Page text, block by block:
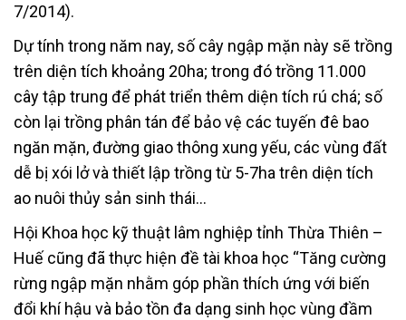
7/2014).
Dự tính trong năm nay, số cây ngập mặn này sẽ trồng
trên diện tích khoảng 20ha; trong đó trồng 11.000
cây tập trung để phát triển thêm diện tích rú chá; số
còn lại trồng phân tán để bảo vệ các tuyến đê bao
ngăn mặn, đường giao thông xung yếu, các vùng đất
dễ bị xói lở và thiết lập trồng từ 5-7ha trên diện tích
ao nuôi thủy sản sinh thái…
Hội Khoa học kỹ thuật lâm nghiệp tỉnh Thừa Thiên –
Huế cũng đã thực hiện đề tài khoa học “Tăng cường
rừng ngập mặn nhằm góp phần thích ứng với biến
đổi khí hậu và bảo tồn đa dạng sinh học vùng đầm